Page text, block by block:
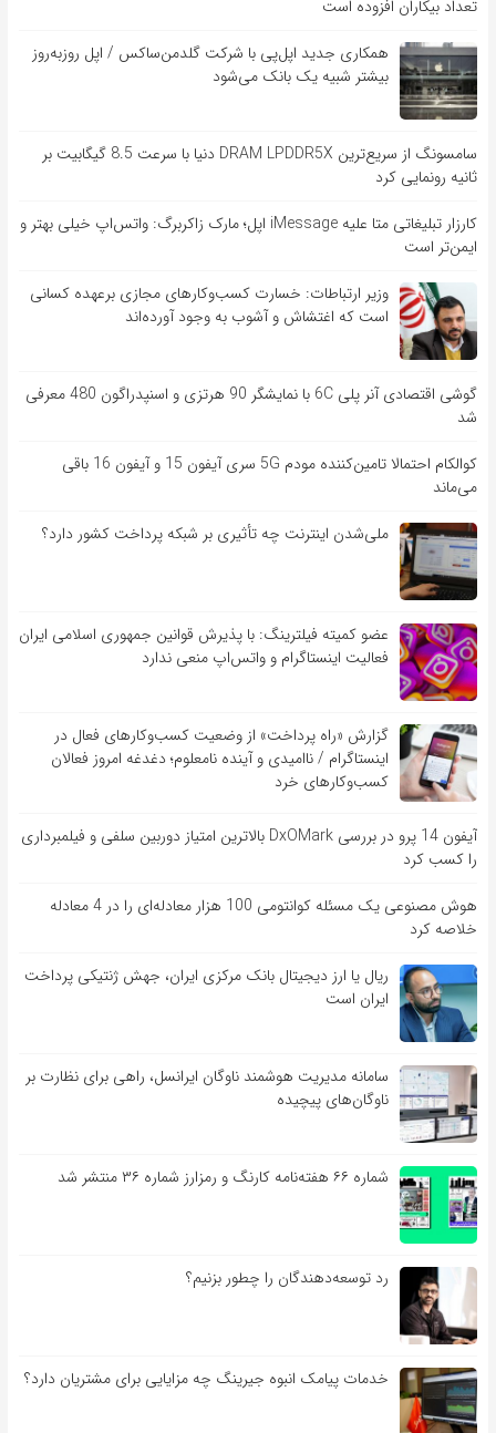
تعداد بیکاران افزوده است
همکاری جدید اپل‌پی با شرکت گلدمن‌ساکس / اپل روزبه‌روز
بیشتر شبیه یک بانک می‌شود
سامسونگ از سریع‌ترین DRAM LPDDR5X دنیا با سرعت 8.5 گیگابیت بر
ثانیه رونمایی کرد
کارزار تبلیغاتی متا علیه iMessage اپل؛ مارک زاکربرگ: واتس‌اپ خیلی بهتر و
ایمن‌تر است
وزیر ارتباطات: خسارت کسب‌وکارهای مجازی برعهده کسانی
است که اغتشاش و آشوب به وجود آورده‌اند
گوشی اقتصادی آنر پلی 6C با نمایشگر 90 هرتزی و اسنپدراگون 480 معرفی
شد
کوالکام احتمالا تامین‌کننده مودم 5G سری آیفون 15 و آیفون 16 باقی
می‌ماند
ملی‌شدن اینترنت چه تأثیری بر شبکه پرداخت کشور دارد؟
عضو کمیته فیلترینگ: با پذیرش قوانین جمهوری اسلامی ایران
فعالیت اینستاگرام و واتس‌اپ منعی ندارد
گزارش «راه پرداخت» از وضعیت کسب‌وکارهای فعال در
اینستاگرام / ناامیدی و آینده نامعلوم؛ دغدغه امروز فعالان
کسب‌وکارهای خرد
آیفون 14 پرو در بررسی DxOMark بالاترین امتیاز دوربین سلفی و فیلمبرداری
را کسب کرد
هوش مصنوعی یک مسئله کوانتومی 100 هزار معادله‌‎ای را در 4 معادله
خلاصه کرد
ریال یا ارز دیجیتال بانک مرکزی ایران، جهش ژنتیکی پرداخت
ایران است
سامانه مدیریت هوشمند ناوگان ایرانسل، راهی برای نظارت بر
ناوگان‌های پیچیده
شماره ۶۶ هفته‌نامه کارنگ و رمزارز شماره ۳۶ منتشر شد
رد توسعه‌دهندگان را چطور بزنیم؟
خدمات پیامک انبوه جیرینگ چه مزایایی برای مشتریان دارد؟